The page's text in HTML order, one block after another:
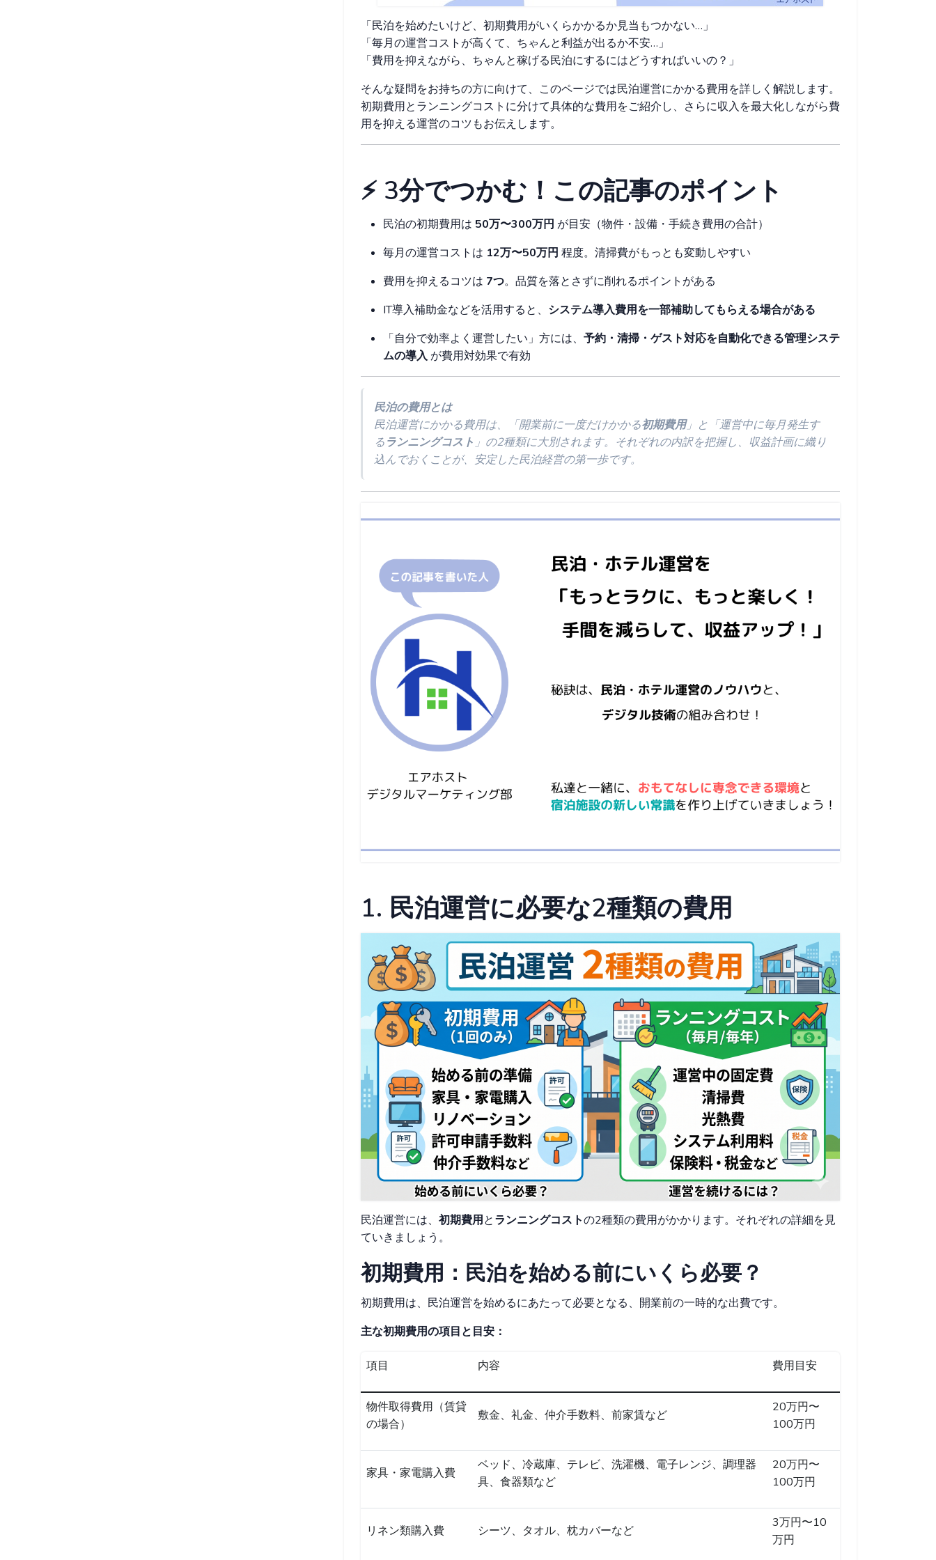
「民泊を始めたいけど、初期費用がいくらかかるか見当もつかない…」
「毎月の運営コストが高くて、ちゃんと利益が出るか不安…」
「費用を抑えながら、ちゃんと稼げる民泊にするにはどうすればいいの？」
そんな疑問をお持ちの方に向けて、このページでは民泊運営にかかる費用を詳しく解説します。
初期費用とランニングコストに分けて具体的な費用をご紹介し、さらに収入を最大化しながら費
用を抑える運営のコツもお伝えします。
⚡️ 3分でつかむ！この記事のポイント
民泊の初期費用は 50万〜300万円 が目安（物件・設備・手続き費用の合計）
毎月の運営コストは 12万〜50万円 程度。清掃費がもっとも変動しやすい
費用を抑えるコツは 7つ。品質を落とさずに削れるポイントがある
IT導入補助金などを活用すると、 システム導入費用を一部補助してもらえる場合がある
「自分で効率よく運営したい」方には、 予約・清掃・ゲスト対応を自動化できる管理システ
ムの導入が費用対効果で有効
民泊の費用とは
民泊運営にかかる費用は、「開業前に一度だけかかる初期費用」と「運営中に毎月発生す
るランニングコスト 」の2種類に大別されます。それぞれの内訳を把握し、収益計画に織り
込んでおくことが、安定した民泊経営の第一歩です。
1. 民泊運営に必要な2種類の費用
民泊運営には、 初期費用とランニングコストの2種類の費用がかかります。それぞれの詳細を見
ていきましょう。
初期費用：民泊を始める前にいくら必要？
初期費用は、民泊運営を始めるにあたって必要となる、開業前の一時的な出費です。
主な初期費用の項目と目安：
項目 内容 費用目安
物件取得費用（賃貸
の場合）
敷金、礼金、仲介手数料、前家賃など
20万円〜
100万円
家具・家電購入費
ベッド、冷蔵庫、テレビ、洗濯機、電子レンジ、調理器
具、食器類など
20万円〜
100万円
リネン類購入費 シーツ、タオル、枕カバーなど
3万円〜10
万円